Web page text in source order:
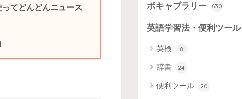
てどんどんニュース
ボキャブラリー 630
英語学習法・便利ツール
英検 8
辞書 24
便利ツール 20